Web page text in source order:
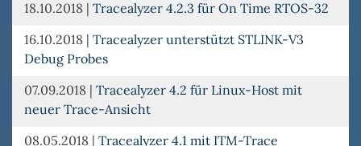
18.10.2018 | Tracealyzer 4.2.3 für On Time RTOS-32
16.10.2018 | Tracealyzer unterstützt STLINK-V3
Debug Probes
07.09.2018 | Tracealyzer 4.2 für Linux-Host mit
neuer Trace-Ansicht
08.05.2018 | Tracealyzer 4.1 mit ITM-Trace